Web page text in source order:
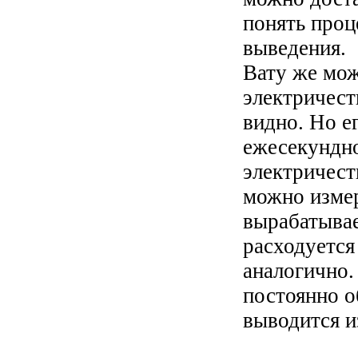
понять
выведения.
Вату же
видно. Но
можно
постоянно
выводится